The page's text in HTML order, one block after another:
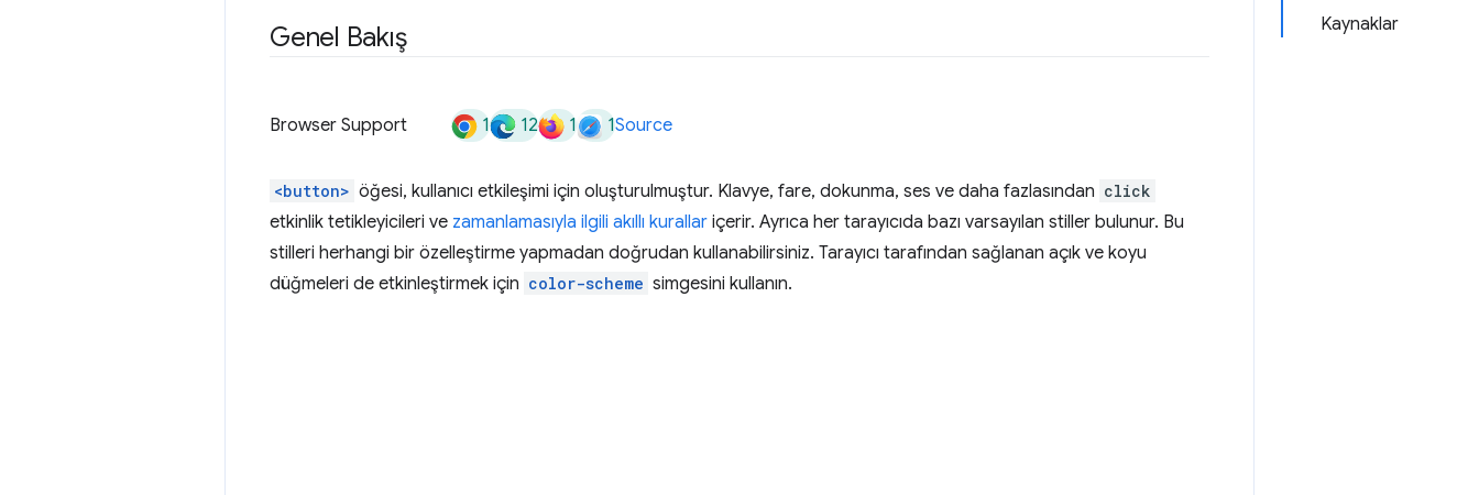
Kaynaklar
Genel Bakış
Browser Support 1 12 1 1Source
<button> öğesi, kullanıcı etkileşimi için oluşturulmuştur. Klavye, fare, dokunma, ses ve daha fazlasından click
etkinlik tetikleyicileri ve zamanlamasıyla ilgili akıllı kurallar içerir. Ayrıca her tarayıcıda bazı varsayılan stiller bulunur. Bu
stilleri herhangi bir özelleştirme yapmadan doğrudan kullanabilirsiniz. Tarayıcı tarafından sağlanan açık ve koyu
düğmeleri de etkinleştirmek için color-scheme simgesini kullanın.